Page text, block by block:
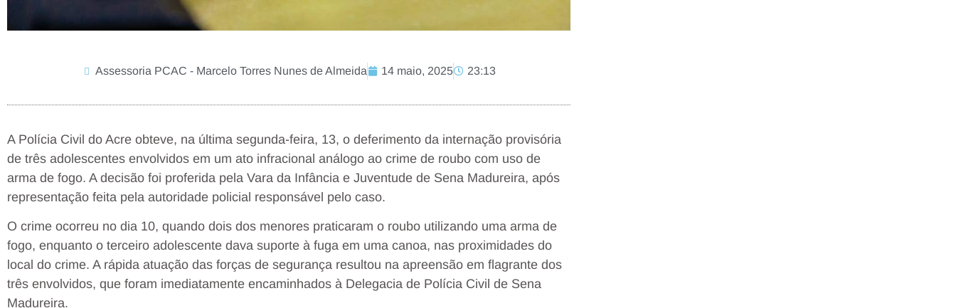
Assessoria PCAC - Marcelo Torres Nunes de Almeida 14 maio, 2025 23:13
A Polícia Civil do Acre obteve, na última segunda-feira, 13, o deferimento da internação provisória
de três adolescentes envolvidos em um ato infracional análogo ao crime de roubo com uso de
arma de fogo. A decisão foi proferida pela Vara da Infância e Juventude de Sena Madureira, após
representação feita pela autoridade policial responsável pelo caso.
O crime ocorreu no dia 10, quando dois dos menores praticaram o roubo utilizando uma arma de
fogo, enquanto o terceiro adolescente dava suporte à fuga em uma canoa, nas proximidades do
local do crime. A rápida atuação das forças de segurança resultou na apreensão em flagrante dos
três envolvidos, que foram imediatamente encaminhados à Delegacia de Polícia Civil de Sena
Madureira.